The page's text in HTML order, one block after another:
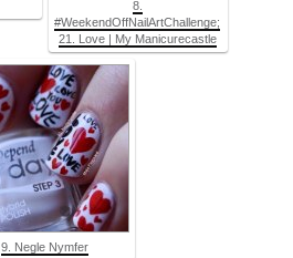
8.
#WeekendOffNailArtChallenge;
21. Love | My Manicurecastle
9. Negle Nymfer